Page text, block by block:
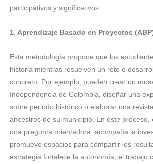
participativos y significativos:
1. Aprendizaje Basado en Proyectos (ABP)
Esta metodología propone que los
historia mientras resuelven un reto o
concreto. Por ejemplo, pueden crear un
Independencia de Colombia, diseñar una
sobre periodo histórico o elaborar una
ancestros de su municipio. En este proceso,
una pregunta orientadora, acompaña la
promueve espacios para compartir los
estrategia fortalece la autonomía, el trabajo